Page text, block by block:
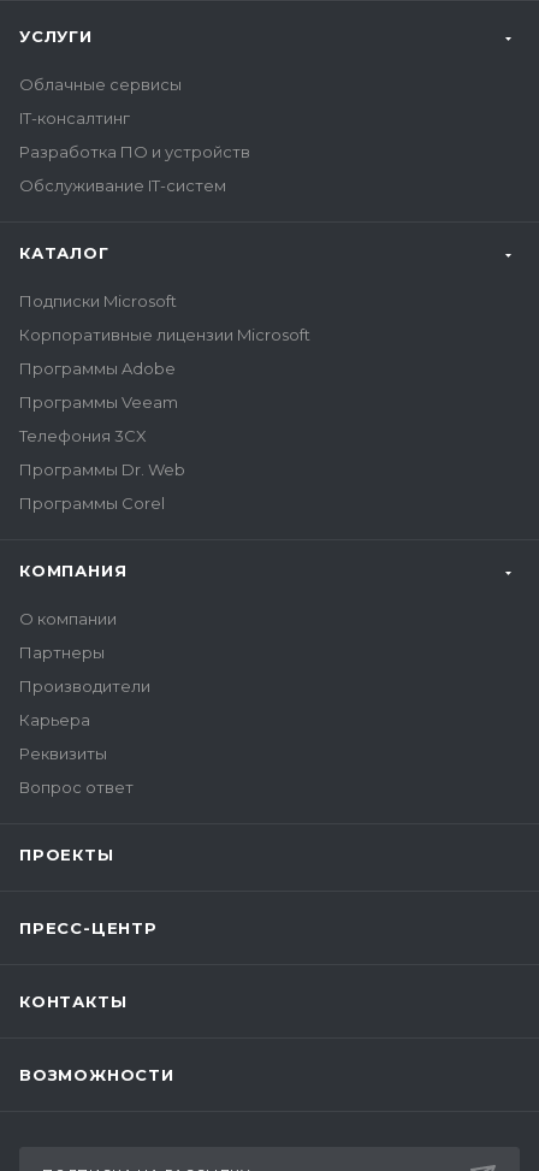
УСЛУГИ
Облачные сервисы
IT-консалтинг
Разработка ПО и устройств
Обслуживание IT-систем
КАТАЛОГ
Подписки Microsoft
Корпоративные лицензии Microsoft
Программы Adobe
Программы Veeam
Телефония 3CX
Программы Dr. Web
Программы Corel
КОМПАНИЯ
О компании
Партнеры
Производители
Карьера
Реквизиты
Вопрос ответ
ПРОЕКТЫ
ПРЕСС-ЦЕНТР
КОНТАКТЫ
ВОЗМОЖНОСТИ